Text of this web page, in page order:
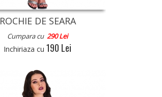
ROCHIE DE SEARA
Cumpara cu 290 Lei
Inchiriaza cu 190 Lei